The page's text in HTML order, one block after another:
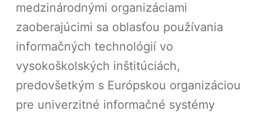
medzinárodnými organizáciami
zaoberajúcimi sa oblasťou používania
informačných technológií vo
vysokoškolských inštitúciách,
predovšetkým s Európskou organizáciou
pre univerzitné informačné systémy